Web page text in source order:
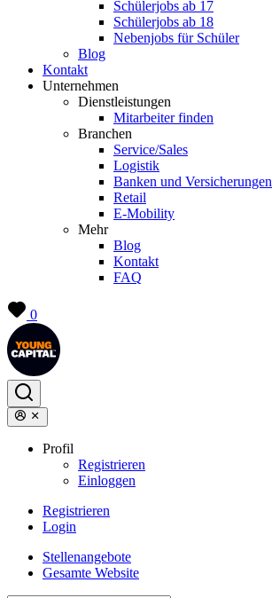
Schülerjobs ab 17
Schülerjobs ab 18
Nebenjobs für Schüler
Blog
Kontakt
Unternehmen
Dienstleistungen
Mitarbeiter finden
Branchen
Service/Sales
Logistik
Banken und Versicherungen
Retail
E-Mobility
Mehr
Blog
Kontakt
FAQ
0
Profil
Registrieren
Einloggen
Registrieren
Login
Stellenangebote
Gesamte Website